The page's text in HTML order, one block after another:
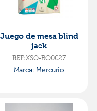
Juego de mesa blind
jack
REF:XSO-BO0027
Marca: Mercurio